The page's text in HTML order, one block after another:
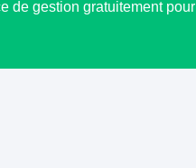
de gestion gratuitement pour